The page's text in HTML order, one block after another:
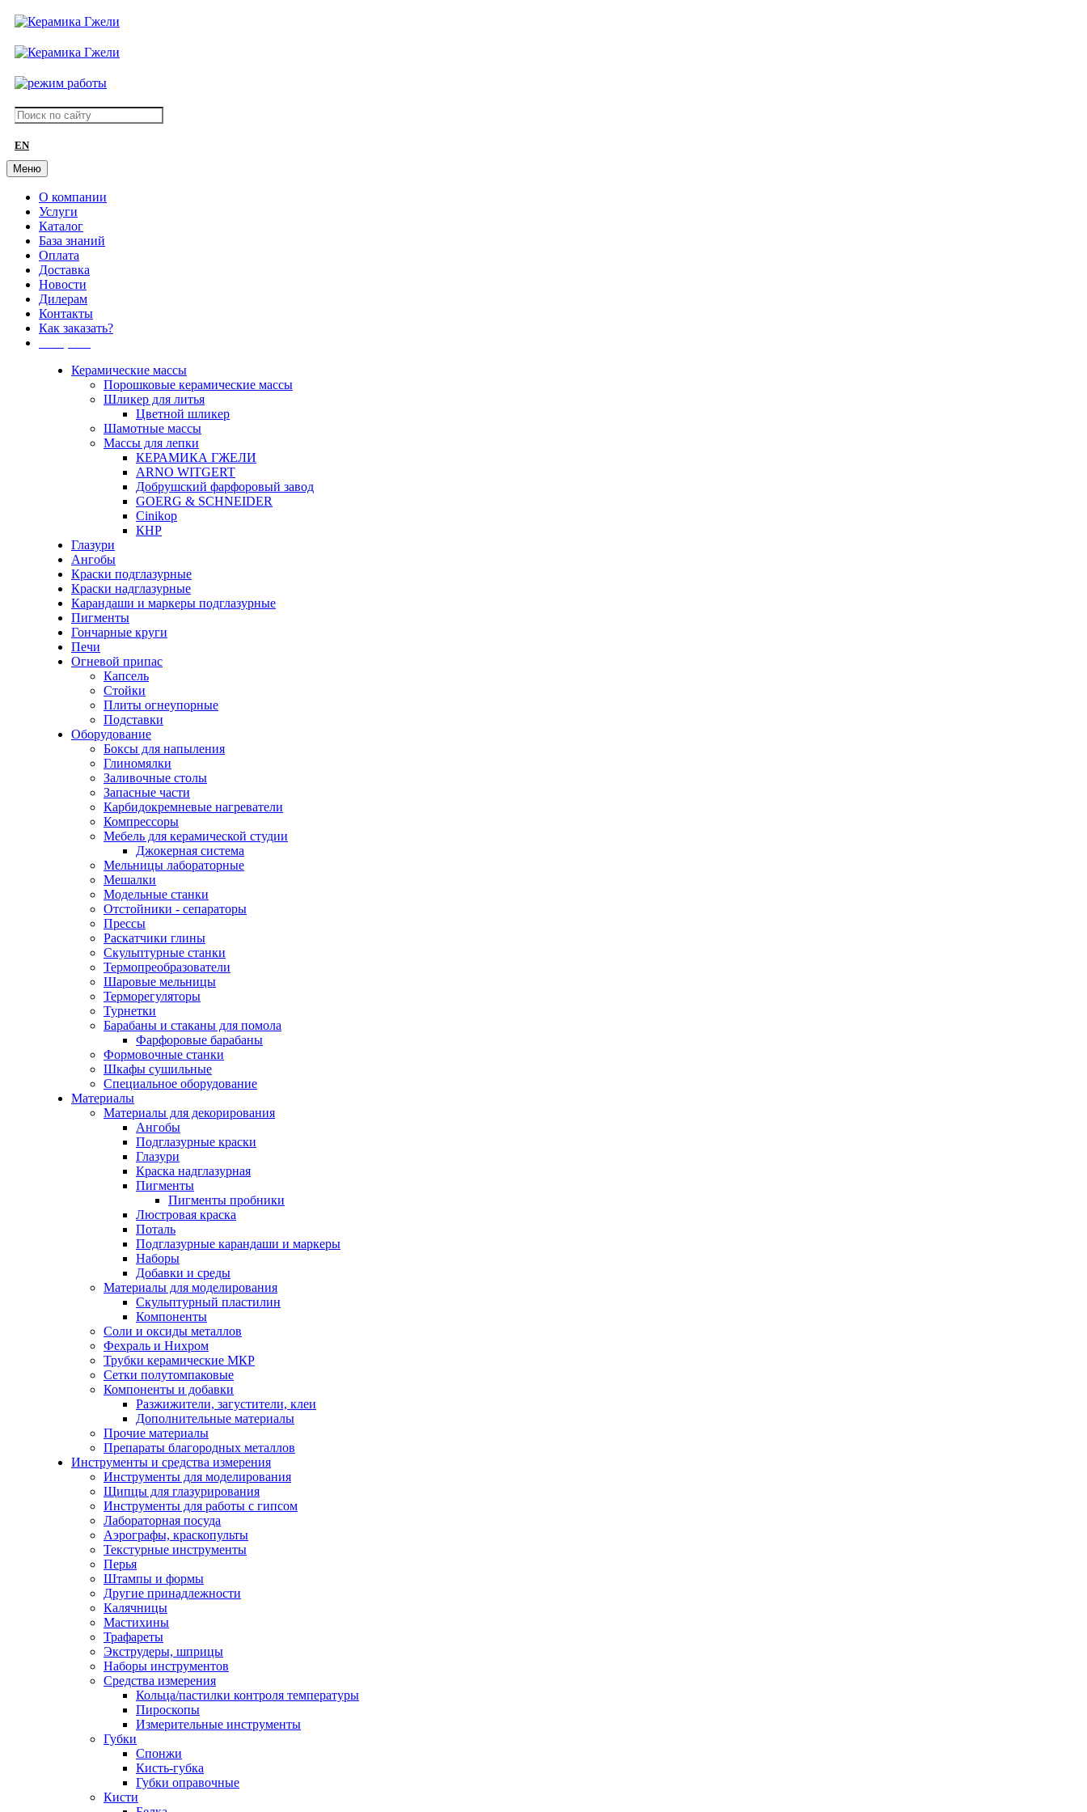
EN
Меню
О компании
Услуги
Каталог
База знаний
Оплата
Доставка
Новости
Дилерам
Контакты
Как заказать?
Керамические массы
Порошковые керамические массы
Шликер для литья
Цветной шликер
Шамотные массы
Массы для лепки
КЕРАМИКА ГЖЕЛИ
ARNO WITGERT
Добрушский фарфоровый завод
GOERG & SCHNEIDER
Cinikop
КНР
Глазури
Ангобы
Краски подглазурные
Краски надглазурные
Карандаши и маркеры подглазурные
Пигменты
Гончарные круги
Печи
Огневой припас
Капсель
Стойки
Плиты огнеупорные
Подставки
Оборудование
Боксы для напыления
Глиномялки
Заливочные столы
Запасные части
Карбидокремневые нагреватели
Компрессоры
Мебель для керамической студии
Джокерная система
Мельницы лабораторные
Мешалки
Модельные станки
Отстойники - сепараторы
Прессы
Раскатчики глины
Скульптурные станки
Термопреобразователи
Шаровые мельницы
Терморегуляторы
Турнетки
Барабаны и стаканы для помола
Фарфоровые барабаны
Формовочные станки
Шкафы сушильные
Специальное оборудование
Материалы
Материалы для декорирования
Ангобы
Подглазурные краски
Глазури
Краска надглазурная
Пигменты
Пигменты пробники
Люстровая краска
Поталь
Подглазурные карандаши и маркеры
Наборы
Добавки и среды
Материалы для моделирования
Скульптурный пластилин
Компоненты
Соли и оксиды металлов
Фехраль и Нихром
Трубки керамические МКР
Сетки полутомпаковые
Компоненты и добавки
Разжижители, загустители, клеи
Дополнительные материалы
Прочие материалы
Препараты благородных металлов
Инструменты и средства измерения
Инструменты для моделирования
Щипцы для глазурирования
Инструменты для работы с гипсом
Лабораторная посуда
Аэрографы, краскопульты
Текстурные инструменты
Перья
Штампы и формы
Другие принадлежности
Калячницы
Мастихины
Трафареты
Экструдеры, шприцы
Наборы инструментов
Средства измерения
Кольца/пастилки контроля температуры
Пироскопы
Измерительные инструменты
Губки
Спонжи
Кисть-губка
Губки оправочные
Кисти